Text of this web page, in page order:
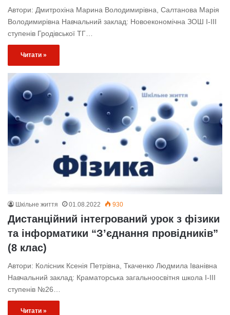
Автори: Дмитрохіна Марина Володимирівна, Салтанова Марія
Володимирівна Навчальний заклад: Новоекономічна ЗОШ І-ІІІ
ступенів Гродівської ТГ…
Читати »
Шкільне життя 01.08.2022 930
Дистанційний інтегрований урок з фізики
та інформатики “З’єднання провідників”
(8 клас)
Автори: Колісник Ксенія Петрівна, Ткаченко Людмила Іванівна
Навчальний заклад: Краматорська загальноосвітня школа І-ІІІ
ступенів №26…
Читати »